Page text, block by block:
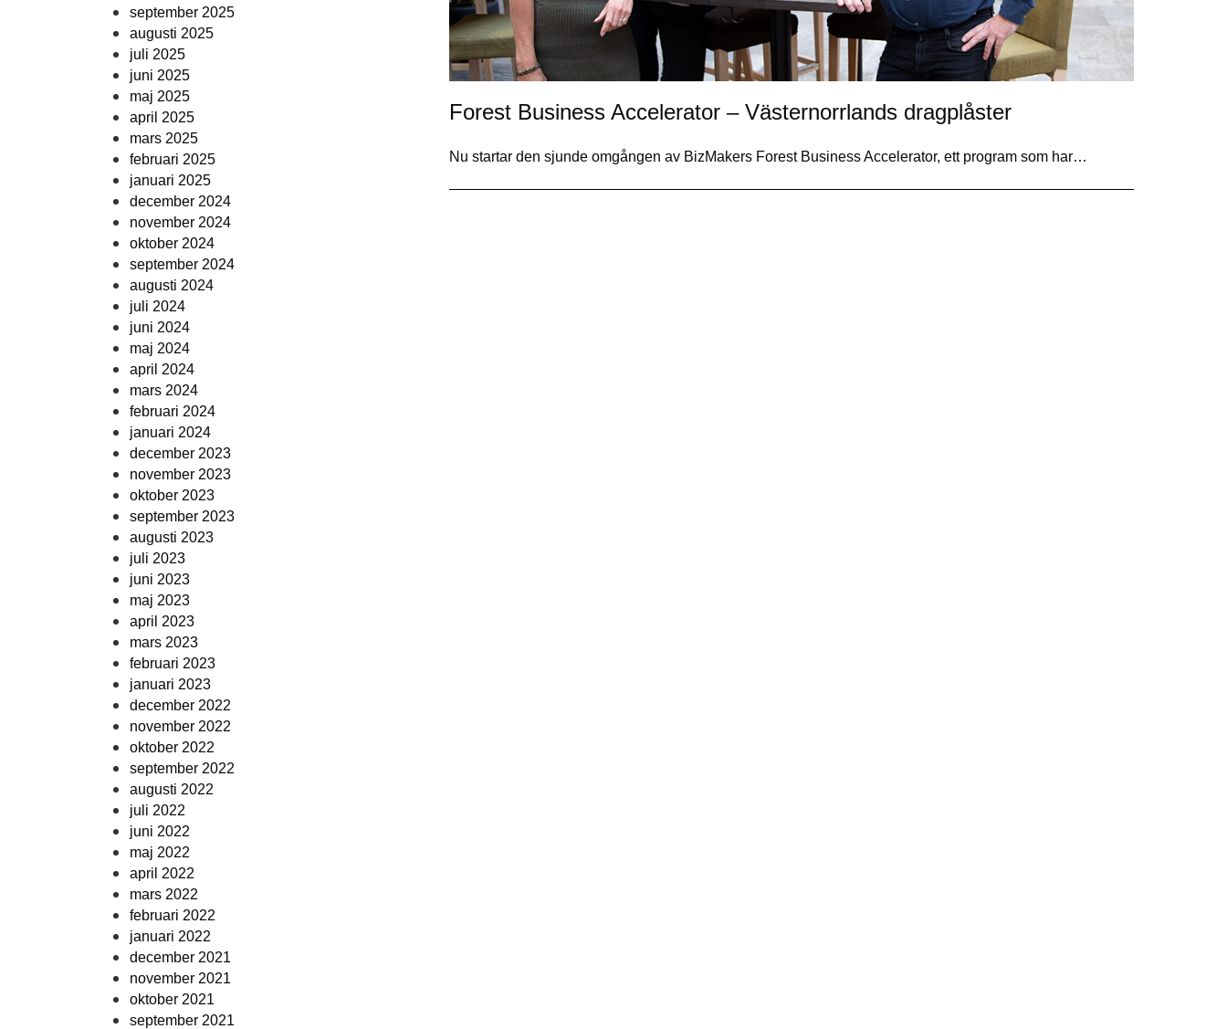
september 2025
augusti 2025
juli 2025
juni 2025
maj 2025
april 2025
mars 2025
februari 2025
januari 2025
december 2024
november 2024
oktober 2024
september 2024
augusti 2024
juli 2024
juni 2024
maj 2024
april 2024
mars 2024
februari 2024
januari 2024
december 2023
november 2023
oktober 2023
september 2023
augusti 2023
juli 2023
juni 2023
maj 2023
april 2023
mars 2023
februari 2023
januari 2023
december 2022
november 2022
oktober 2022
september 2022
augusti 2022
juli 2022
juni 2022
maj 2022
april 2022
mars 2022
februari 2022
januari 2022
december 2021
november 2021
oktober 2021
september 2021
Forest Business Accelerator – Västernorrlands dragplåster
Nu startar den sjunde omgången av BizMakers Forest Business Accelerator, ett program som har…